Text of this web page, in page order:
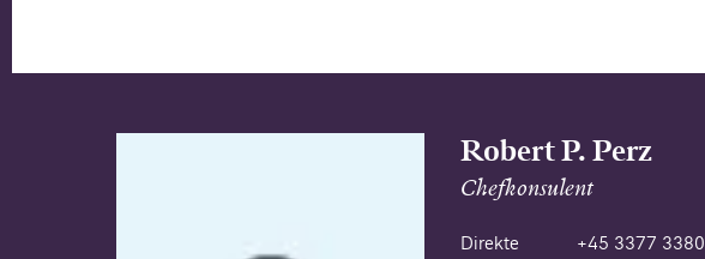
Robert P. Perz
Chefkonsulent
Direkte +45 3377 3380